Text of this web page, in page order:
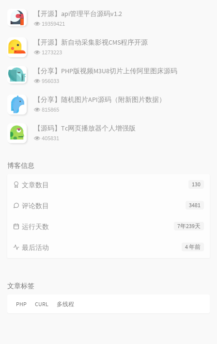
文
章
评
【开源】api管理平台源码v1.2
浏
次
数:
19359421
【开源】新自动采集影视CMS程序开源
浏
次
数:
1273223
【分享】PHP版视频M3U8切片上传阿里图床源码
浏
次
数:
956033
【分享】随机图片API源码（附新图片数据）
浏
次
数:
815865
【源码】Tc网页播放器个人增强版
浏
405831
博客信息
130
文章数目
3481
评论数目
7年239天
运行天数
4 年前
最后活动
文章标签
PHP CURL 多线程